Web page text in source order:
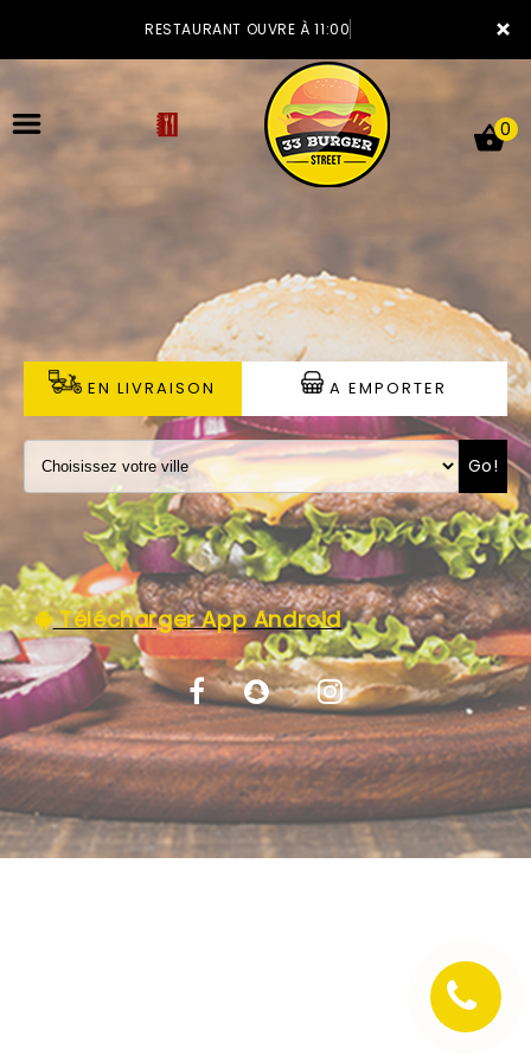
×
RESTAURANT OUVRE À 11:00
LA CARTE
VOTRE COMPTE
NOTRE RESTAURANT
VOS AVIS
MENTIONS LÉGALES
C.G.V
0
EN LIVRAISON A EMPORTER
Go!
Télécharger App Android